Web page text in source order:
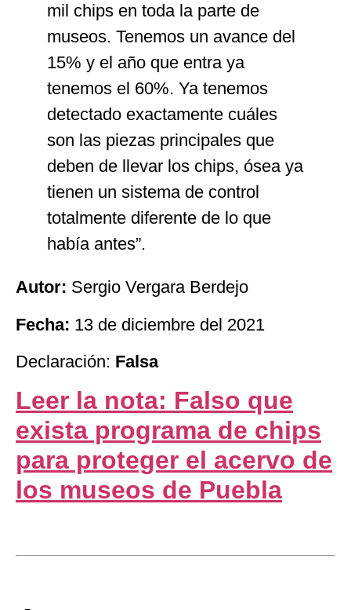
mil chips en toda la parte de
museos. Tenemos un avance del
15% y el año que entra ya
tenemos el 60%. Ya tenemos
detectado exactamente cuáles
son las piezas principales que
deben de llevar los chips, ósea ya
tienen un sistema de control
totalmente diferente de lo que
había antes”.
Autor: Sergio Vergara Berdejo
Fecha: 13 de diciembre del 2021
Declaración: Falsa
Leer la nota: Falso que
exista programa de chips
para proteger el acervo de
los museos de Puebla